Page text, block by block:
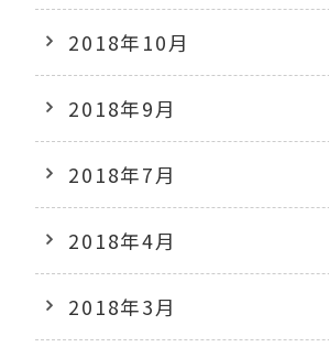
2018年10月
2018年9月
2018年7月
2018年4月
2018年3月